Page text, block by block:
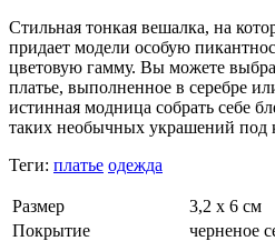
Стильная тонкая вешалка, на
придает модели особую
цветовую гамму. Вы можете
платье, выполненное в серебре
истинная модница собрать себе
таких необычных украшений под
Теги: платье одежда
Размер
3,2 х 6 см
Покрытие
черненое